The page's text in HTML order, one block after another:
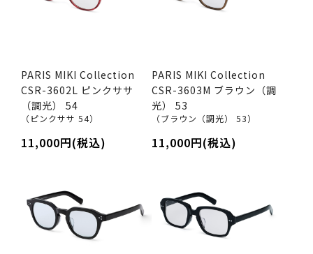
PARIS MIKI Collection
CSR-3602L ピンクササ
（調光） 54
（ピンクササ 54）
11,000円(税込)
PARIS MIKI Collection
CSR-3603M ブラウン（調
光） 53
（ブラウン（調光） 53）
11,000円(税込)